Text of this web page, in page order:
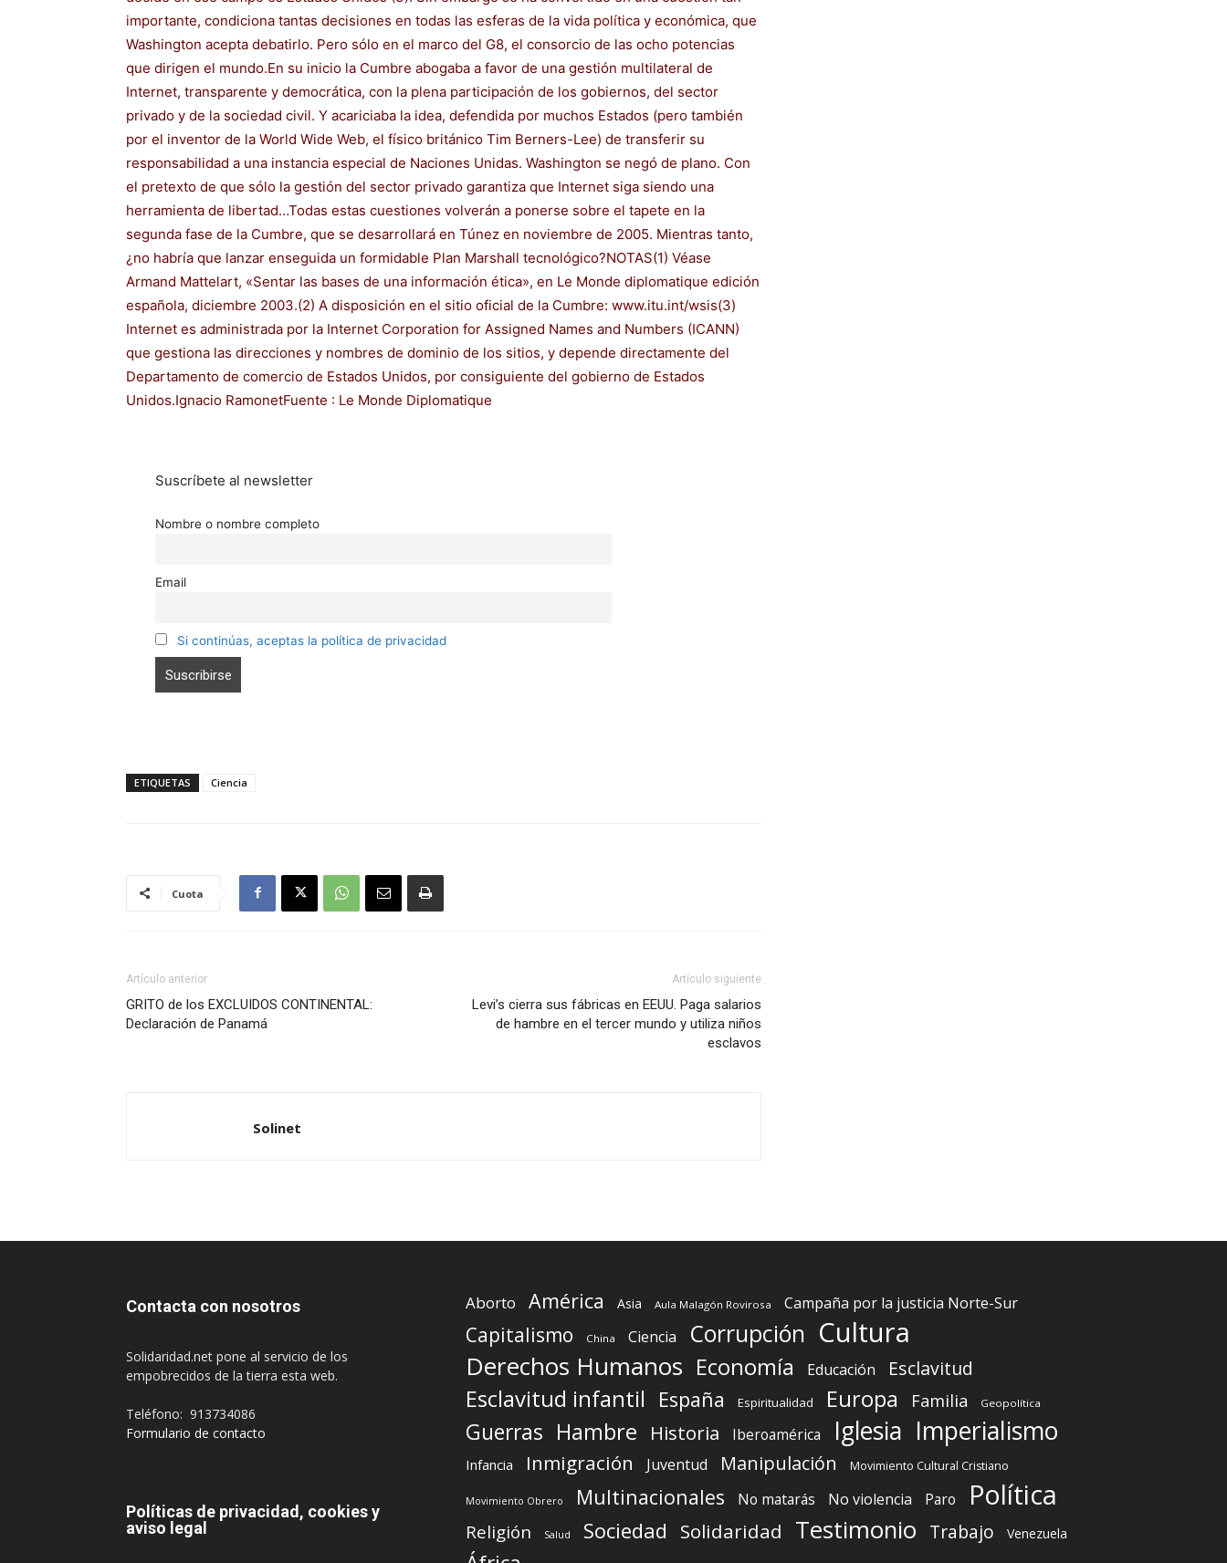
importante, condiciona tantas decisiones en todas las esferas de la vida política y económica, que
Washington acepta debatirlo. Pero sólo en el marco del G8, el consorcio de las ocho potencias
que dirigen el mundo.En su inicio la Cumbre abogaba a favor de una gestión multilateral de
Internet, transparente y democrática, con la plena participación de los gobiernos, del sector
privado y de la sociedad civil. Y acariciaba la idea, defendida por muchos Estados (pero también
por el inventor de la World Wide Web, el físico británico Tim Berners-Lee) de transferir su
responsabilidad a una instancia especial de Naciones Unidas. Washington se negó de plano. Con
el pretexto de que sólo la gestión del sector privado garantiza que Internet siga siendo una
herramienta de libertad…Todas estas cuestiones volverán a ponerse sobre el tapete en la
segunda fase de la Cumbre, que se desarrollará en Túnez en noviembre de 2005. Mientras tanto,
¿no habría que lanzar enseguida un formidable Plan Marshall tecnológico?NOTAS(1) Véase
Armand Mattelart, «Sentar las bases de una información ética», en Le Monde diplomatique edición
española, diciembre 2003.(2) A disposición en el sitio oficial de la Cumbre: www.itu.int/wsis(3)
Internet es administrada por la Internet Corporation for Assigned Names and Numbers (ICANN)
que gestiona las direcciones y nombres de dominio de los sitios, y depende directamente del
Departamento de comercio de Estados Unidos, por consiguiente del gobierno de Estados
Unidos.Ignacio RamonetFuente : Le Monde Diplomatique
Suscríbete al newsletter
Nombre o nombre completo
Email
Si continúas, aceptas la política de privacidad
ETIQUETAS Ciencia
Cuota
Artículo anterior
GRITO de los EXCLUIDOS CONTINENTAL:
Declaración de Panamá
Artículo siguiente
Levi’s cierra sus fábricas en EEUU. Paga salarios
de hambre en el tercer mundo y utiliza niños
esclavos
Solinet
Contacta con nosotros
Solidaridad.net pone al servicio de los
empobrecidos de la tierra esta web.
Teléfono: 913734086
Formulario de contacto
Políticas de privacidad, cookies y
aviso legal
Aborto América Asia Aula Malagón Rovirosa Campaña por la justicia Norte-Sur
Capitalismo China Ciencia Corrupción Cultura
Derechos Humanos Economía Educación Esclavitud
Esclavitud infantil España Espiritualidad Europa Familia Geopolítica
Guerras Hambre Historia Iberoamérica Iglesia Imperialismo
Infancia Inmigración Juventud Manipulación Movimiento Cultural Cristiano
Movimiento Obrero Multinacionales No matarás No violencia Paro Política
Religión Salud Sociedad Solidaridad Testimonio Trabajo Venezuela